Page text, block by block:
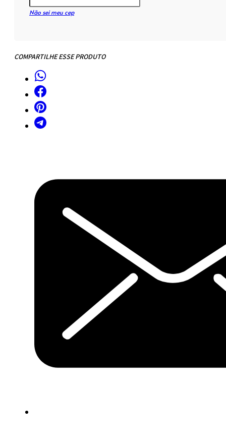
Não sei meu cep
COMPARTILHE ESSE PRODUTO